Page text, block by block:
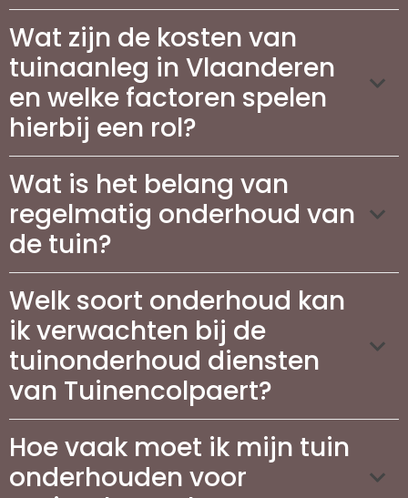
Wat zijn de kosten van
tuinaanleg in Vlaanderen
en welke factoren spelen
hierbij een rol?
Wat is het belang van
regelmatig onderhoud van
de tuin?
Welk soort onderhoud kan
ik verwachten bij de
tuinonderhoud diensten
van Tuinencolpaert?
Hoe vaak moet ik mijn tuin
onderhouden voor